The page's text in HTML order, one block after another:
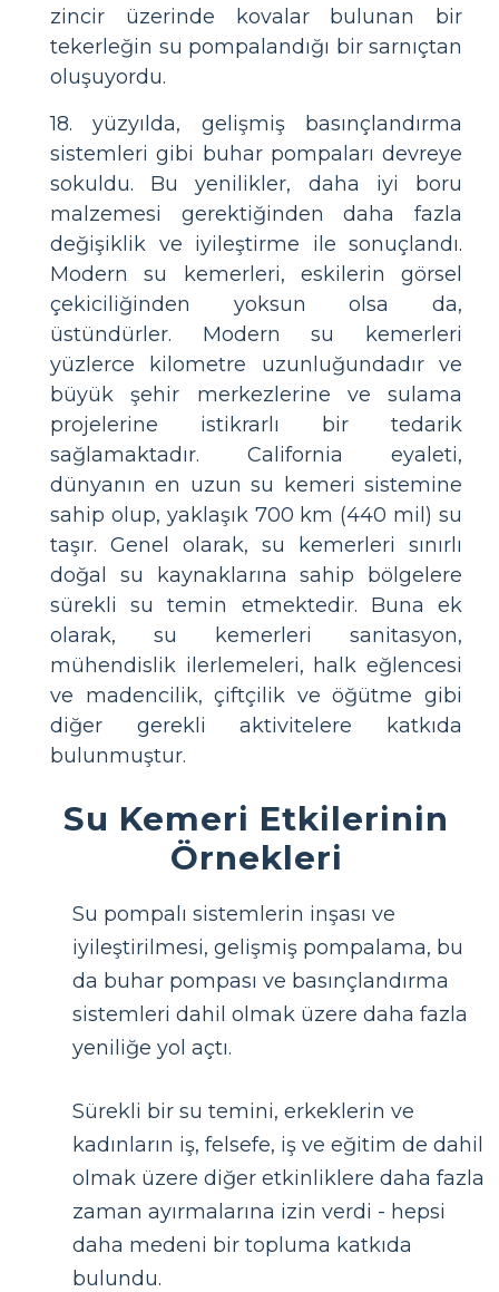
zincir üzerinde kovalar bulunan bir
tekerleğin su pompalandığı bir sarnıçtan
oluşuyordu.
18. yüzyılda, gelişmiş basınçlandırma
sistemleri gibi buhar pompaları devreye
sokuldu. Bu yenilikler, daha iyi boru
malzemesi gerektiğinden daha fazla
değişiklik ve iyileştirme ile sonuçlandı.
Modern su kemerleri, eskilerin görsel
çekiciliğinden yoksun olsa da,
üstündürler. Modern su kemerleri
yüzlerce kilometre uzunluğundadır ve
büyük şehir merkezlerine ve sulama
projelerine istikrarlı bir tedarik
sağlamaktadır. California eyaleti,
dünyanın en uzun su kemeri sistemine
sahip olup, yaklaşık 700 km (440 mil) su
taşır. Genel olarak, su kemerleri sınırlı
doğal su kaynaklarına sahip bölgelere
sürekli su temin etmektedir. Buna ek
olarak, su kemerleri sanitasyon,
mühendislik ilerlemeleri, halk eğlencesi
ve madencilik, çiftçilik ve öğütme gibi
diğer gerekli aktivitelere katkıda
bulunmuştur.
Su Kemeri Etkilerinin
Örnekleri
Su pompalı sistemlerin inşası ve
iyileştirilmesi, gelişmiş pompalama, bu
da buhar pompası ve basınçlandırma
sistemleri dahil olmak üzere daha fazla
yeniliğe yol açtı.
Sürekli bir su temini, erkeklerin ve
kadınların iş, felsefe, iş ve eğitim de dahil
olmak üzere diğer etkinliklere daha fazla
zaman ayırmalarına izin verdi - hepsi
daha medeni bir topluma katkıda
bulundu.